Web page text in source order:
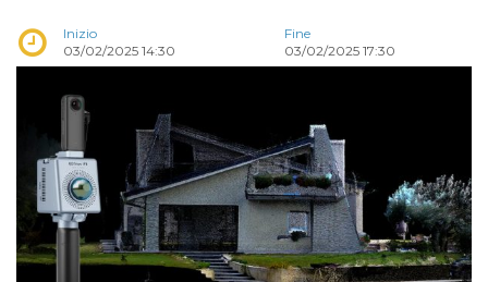
Inizio
03/02/2025 14:30
Fine
03/02/2025 17:30